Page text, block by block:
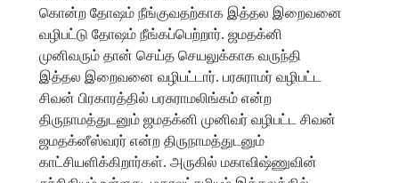
கொன்ற தோஷம் நீங்குவதற்காக இத்தல இறைவனை
வழிபட்டு தோஷம் நீங்கப்பெற்றார். ஜமதக்னி
முனிவரும் தான் செய்த செயலுக்காக வருந்தி
இத்தல இறைவனை வழிபட்டார். பரசுராமர் வழிபட்ட
சிவன் பிரகாரத்தில் பரசுராமலிங்கம் என்ற
திருநாமத்துடனும் ஜமதக்னி முனிவர் வழிபட்ட சிவன்
ஜமதக்னீஸ்வரர் என்ற திருநாமத்துடனும்
காட்சியளிக்கிறார்கள். அருகில் மகாவிஷ்ணுவின்